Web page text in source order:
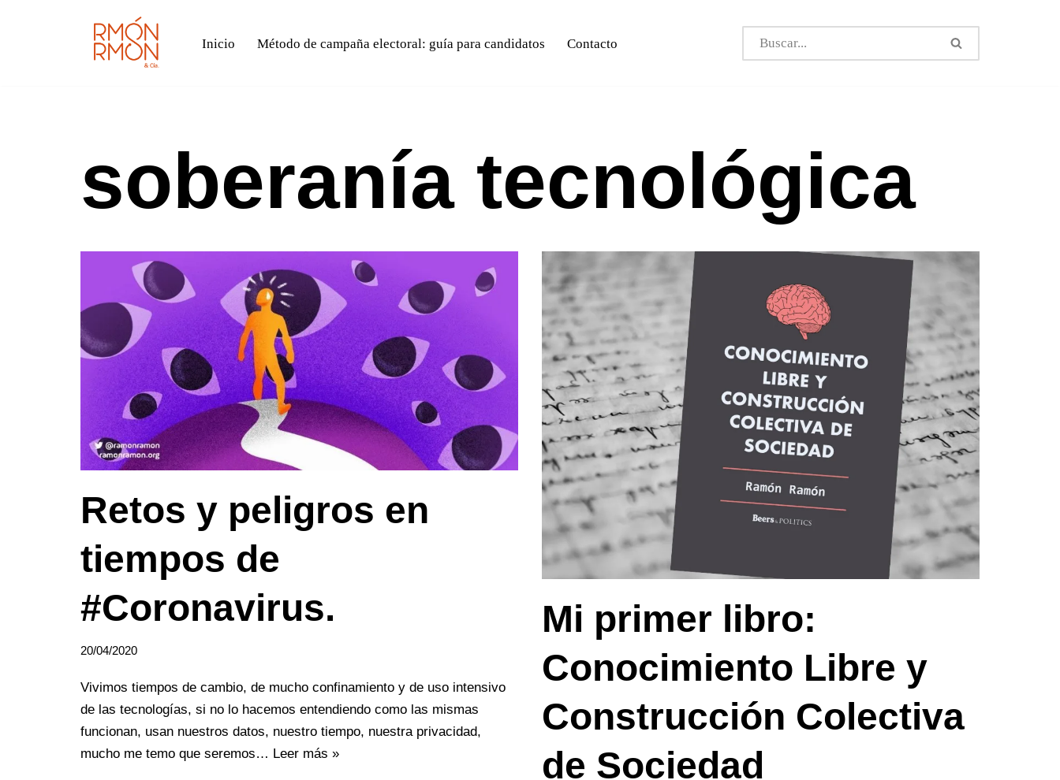
Inicio Método de campaña electoral: guía para candidatos Contacto
soberanía tecnológica
Retos y peligros en
tiempos de
#Coronavirus.
20/04/2020
Vivimos tiempos de cambio, de mucho confinamiento y de uso intensivo
de las tecnologías, si no lo hacemos entendiendo como las mismas
funcionan, usan nuestros datos, nuestro tiempo, nuestra privacidad,
mucho me temo que seremos… Leer más »
Mi primer libro:
Conocimiento Libre y
Construcción Colectiva
de Sociedad